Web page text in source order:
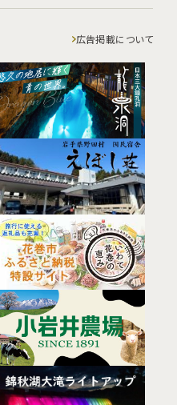
広告掲載について